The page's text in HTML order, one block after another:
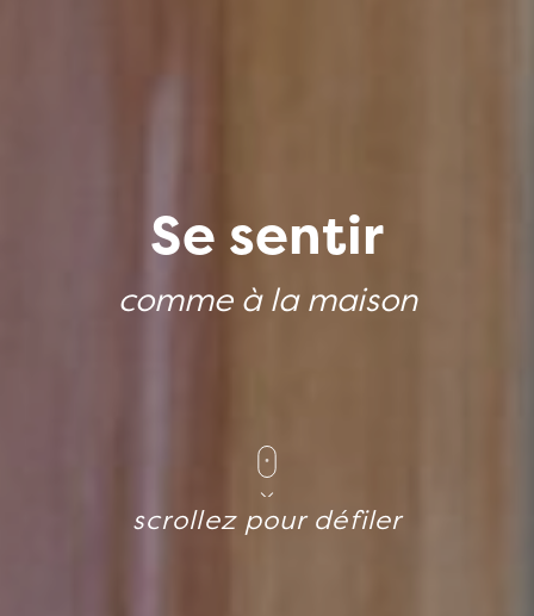
Se sentir
comme à la maison
scrollez pour défiler